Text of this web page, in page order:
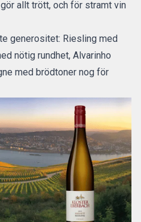
allt trött, och för stramt vin
generositet: Riesling med
nötig rundhet, Alvarinho
med brödtoner nog för